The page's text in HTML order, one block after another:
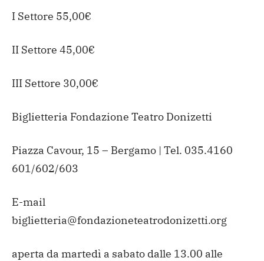
I Settore 55,00€
II Settore 45,00€
III Settore 30,00€
Biglietteria Fondazione Teatro Donizetti
Piazza Cavour, 15 – Bergamo | Tel. 035.4160
601/602/603
E-mail
biglietteria@fondazioneteatrodonizetti.org
aperta da martedì a sabato dalle 13.00 alle